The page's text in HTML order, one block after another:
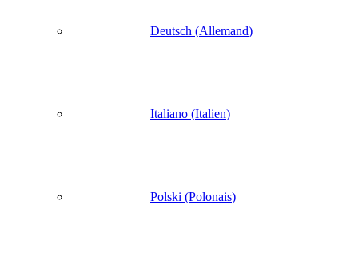
Deutsch (Allemand)
Italiano (Italien)
Polski (Polonais)